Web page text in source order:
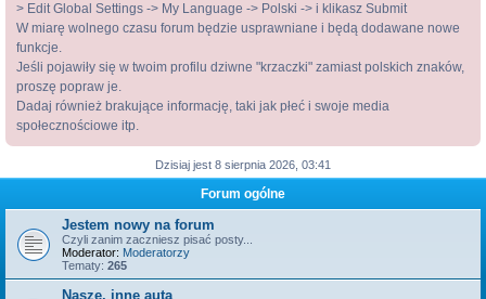
> Edit Global Settings -> My Language -> Polski -> i klikasz Submit
W miarę wolnego czasu forum będzie usprawniane i będą dodawane nowe
funkcje.
Jeśli pojawiły się w twoim profilu dziwne "krzaczki" zamiast polskich znaków,
proszę popraw je.
Dadaj również brakujące informację, taki jak płeć i swoje media
społecznościowe itp.
Dzisiaj jest 8 sierpnia 2026, 03:41
Forum ogólne
Jestem nowy na forum
Czyli zanim zaczniesz pisać posty...
Moderator: Moderatorzy
Tematy: 265
Nasze, inne auta